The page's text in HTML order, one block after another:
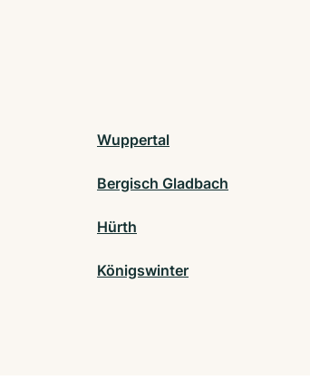
Wuppertal
Bergisch Gladbach
Hürth
Königswinter